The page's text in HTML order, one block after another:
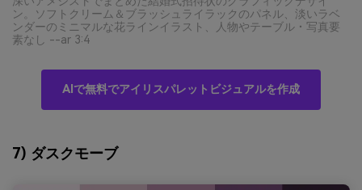
ン。ソフトクリーム＆ブラッシュライラックのパネル、淡いラベ
ンダーのミニマルな花ラインイラスト、人物やテーブル・写真要
素なし --ar 3:4
AIで無料でアイリスパレットビジュアルを作成
7) ダスクモーブ